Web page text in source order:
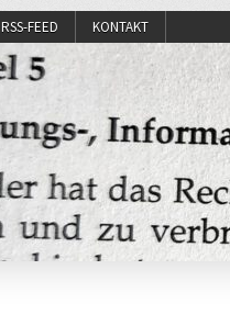
RSS-FEED KONTAKT